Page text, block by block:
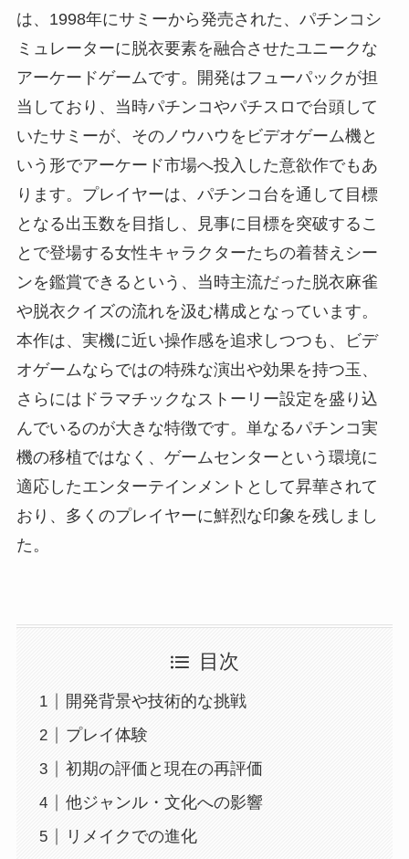
は、1998年にサミーから発売された、パチンコシ
ミュレーターに脱衣要素を融合させたユニークな
アーケードゲームです。開発はフューパックが担
当しており、当時パチンコやパチスロで台頭して
いたサミーが、そのノウハウをビデオゲーム機と
いう形でアーケード市場へ投入した意欲作でもあ
ります。プレイヤーは、パチンコ台を通して目標
となる出玉数を目指し、見事に目標を突破するこ
とで登場する女性キャラクターたちの着替えシー
ンを鑑賞できるという、当時主流だった脱衣麻雀
や脱衣クイズの流れを汲む構成となっています。
本作は、実機に近い操作感を追求しつつも、ビデ
オゲームならではの特殊な演出や効果を持つ玉、
さらにはドラマチックなストーリー設定を盛り込
んでいるのが大きな特徴です。単なるパチンコ実
機の移植ではなく、ゲームセンターという環境に
適応したエンターテインメントとして昇華されて
おり、多くのプレイヤーに鮮烈な印象を残しまし
た。
目次
開発背景や技術的な挑戦
プレイ体験
初期の評価と現在の再評価
他ジャンル・文化への影響
リメイクでの進化